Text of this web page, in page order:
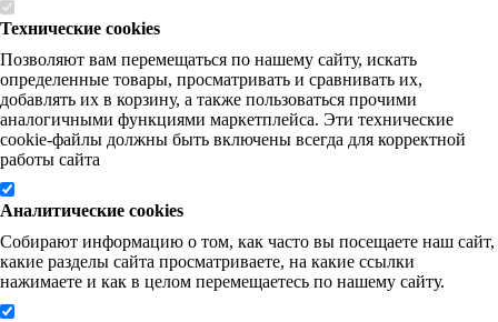
Технические cookies
Позволяют вам перемещаться по нашему сайту, искать
определенные товары, просматривать и сравнивать их,
добавлять их в корзину, а также пользоваться прочими
аналогичными функциями маркетплейса. Эти технические
cookie-файлы должны быть включены всегда для корректной
работы сайта
Аналитические cookies
Собирают информацию о том, как часто вы посещаете наш сайт,
какие разделы сайта просматриваете, на какие ссылки
нажимаете и как в целом перемещаетесь по нашему сайту.